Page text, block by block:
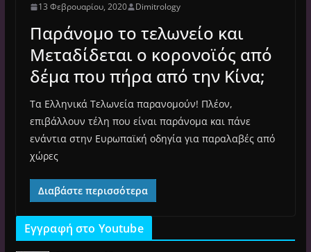
13 Φεβρουαρίου, 2020 Dimitrology
Παράνομο το τελωνείο και
Μεταδίδεται ο κορονοϊός από
δέμα που πήρα από την Κίνα;
Τα Ελληνικά Τελωνεία παρανομούν! Πλέον,
επιβάλλουν τέλη που είναι παράνομα και πάνε
ενάντια στην Ευρωπαϊκή οδηγία για παραλαβές από
χώρες
Διαβάστε περισσότερα
Εγγραφή στο Youtube